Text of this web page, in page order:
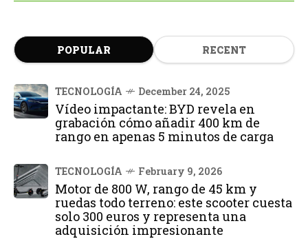
POPULAR RECENT
TECNOLOGÍA December 24, 2025
Vídeo impactante: BYD revela en
grabación cómo añadir 400 km de
rango en apenas 5 minutos de carga
TECNOLOGÍA February 9, 2026
Motor de 800 W, rango de 45 km y
ruedas todo terreno: este scooter cuesta
solo 300 euros y representa una
adquisición impresionante